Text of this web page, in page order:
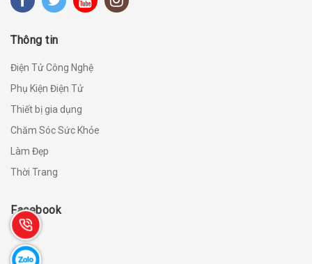
Thông tin
Điện Tử Công Nghệ
Phụ Kiện Điện Tử
Thiết bị gia dụng
Chăm Sóc Sức Khỏe
Làm Đẹp
Thời Trang
Facebook